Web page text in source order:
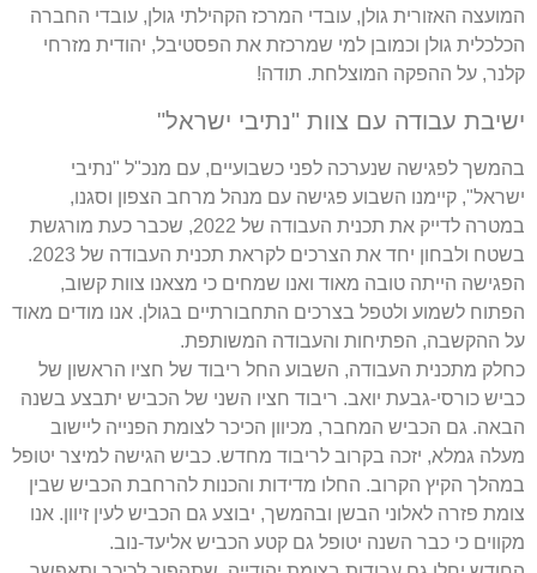
המועצה האזורית גולן, עובדי המרכז הקהילתי גולן, עובדי החברה
הכלכלית גולן וכמובן למי שמרכזת את הפסטיבל, יהודית מזרחי
קלנר, על ההפקה המוצלחת. תודה!
ישיבת עבודה עם צוות "נתיבי ישראל"
בהמשך לפגישה שנערכה לפני כשבועיים, עם מנכ"ל "נתיבי
ישראל", קיימנו השבוע פגישה עם מנהל מרחב הצפון וסגנו,
במטרה לדייק את תכנית העבודה של 2022, שכבר כעת מורגשת
בשטח ולבחון יחד את הצרכים לקראת תכנית העבודה של 2023.
הפגישה הייתה טובה מאוד ואנו שמחים כי מצאנו צוות קשוב,
הפתוח לשמוע ולטפל בצרכים התחבורתיים בגולן. אנו מודים מאוד
על ההקשבה, הפתיחות והעבודה המשותפת.
כחלק מתכנית העבודה, השבוע החל ריבוד של חציו הראשון של
כביש כורסי-גבעת יואב. ריבוד חציו השני של הכביש יתבצע בשנה
הבאה. גם הכביש המחבר, מכיוון הכיכר לצומת הפנייה ליישוב
מעלה גמלא, יזכה בקרוב לריבוד מחדש. כביש הגישה למיצר יטופל
במהלך הקיץ הקרוב. החלו מדידות והכנות להרחבת הכביש שבין
צומת פזרה לאלוני הבשן ובהמשך, יבוצע גם הכביש לעין זיוון. אנו
מקווים כי כבר השנה יטופל גם קטע הכביש אליעד-נוב.